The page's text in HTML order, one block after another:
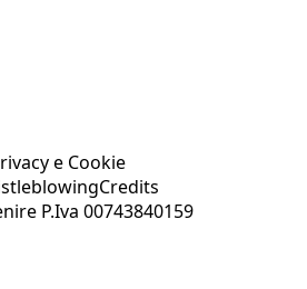
e Cookie
Credits
P.Iva 00743840159